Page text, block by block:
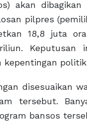
akan
pilpres
18,8 juta
kepentingan
disesuaikan
tersebut.
bansos